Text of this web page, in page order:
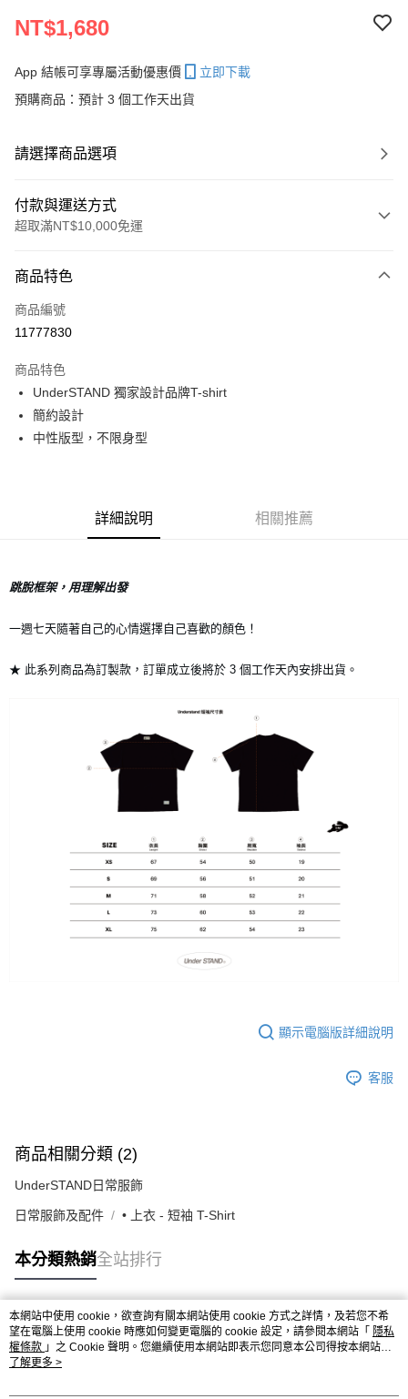
NT$1,680
App 結帳可享專屬活動優惠價
立即下載
預購商品：預計 3 個工作天出貨
請選擇商品選項
付款與運送方式
超取滿NT$10,000免運
信用卡一次付款
超商取貨付款
Apple Pay
Google Pay
每筆NT$80，滿NT$10,000(含以上)免運費
每筆NT$80，滿NT$10,000(含以上)免運費
每筆NT$80，滿NT$10,000(含以上)免運費
付款後7-11取貨
每筆NT$130，滿NT$10,000(含以上)免運費
商品特色
商品編號
11777830
商品特色
UnderSTAND 獨家設計品牌T-shirt
簡約設計
中性版型，不限身型
詳細說明 相關推薦
跳脫框架，用理解出發
一週七天隨著自己的心情選擇自己喜歡的顏色！
★ 此系列商品為訂製款，訂單成立後將於 3 個工作天內安排出貨。
顯示電腦版詳細說明
客服
商品相關分類 (2)
UnderSTAND日常服飾
日常服飾及配件 • 上衣 - 短袖 T-Shirt
本分類熱銷全站排行
熱門標籤
本網站中使用 cookie，欲查詢有關本網站使用 cookie 方式之詳情，及若您不希
望在電腦上使用 cookie 時應如何變更電腦的 cookie 設定，請參閱本網站「 隱私
權條款 」之 Cookie 聲明。您繼續使用本網站即表示您同意本公司得按本網站使
用條款之 Cookie 聲明使用 cookie。
了解更多 >